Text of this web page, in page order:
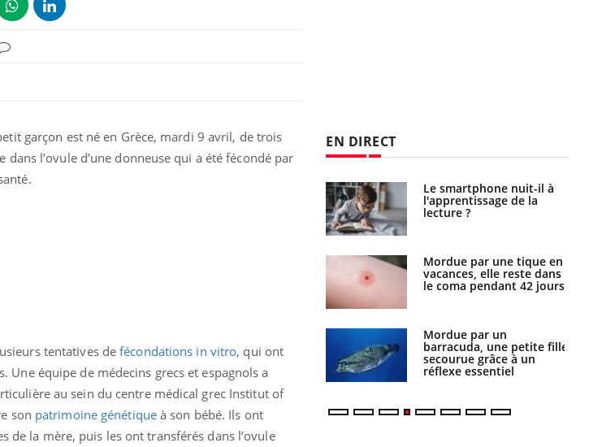
garçon est né en Grèce, mardi 9 avril, de trois
l’ovule d’une donneuse qui a été fécondé par
tentatives defécondations in vitro, qui ont
Une équipe de médecins grecs et espagnols a
au sein du centre médical grec Institut of
son patrimoine génétiqueà son bébé. Ils ont
de la mère, puis les ont transférés dans l’ovule
EN DIRECT
comprimé
:
risque de
t-il ?
que dit la science
Le smartphone nuit-il à
l'apprentissage de la
lecture ?
Mordue par une tique en
vacances, elle reste dans
le coma pendant 42 jours
Mordue par un
barracuda, une petite fille
secourue grâce à un
réflexe essentiel